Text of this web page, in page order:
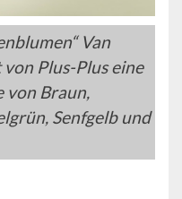
Van
von Plus-Plus eine
von Braun,
Senfgelb und